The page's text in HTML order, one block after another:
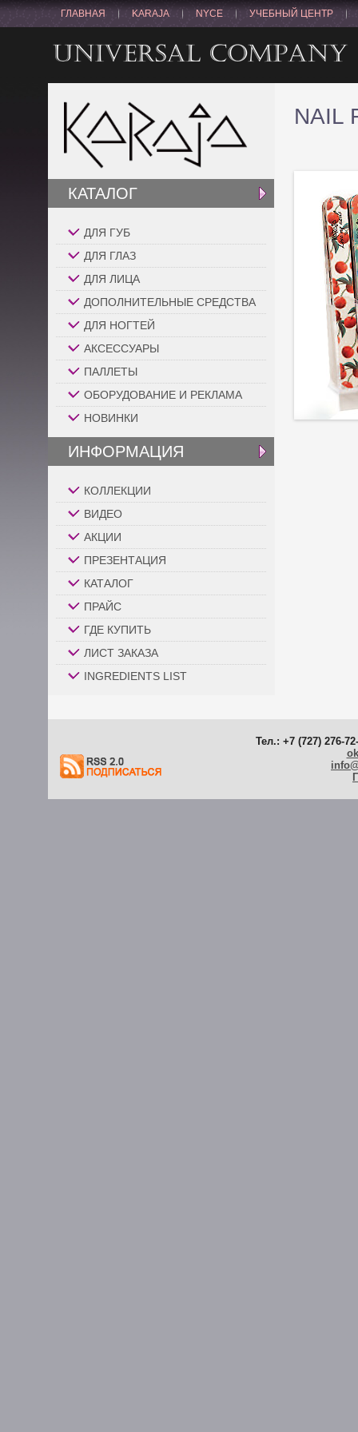
ГЛАВНАЯ KARAJA NYCE УЧЕБНЫЙ ЦЕНТР
КАТАЛОГ
ДЛЯ ГУБ
ДЛЯ ГЛАЗ
ДЛЯ ЛИЦА
ДОПОЛНИТЕЛЬНЫЕ СРЕДСТВА
ДЛЯ НОГТЕЙ
АКСЕССУАРЫ
ПАЛЛЕТЫ
ОБОРУДОВАНИЕ И РЕКЛАМА
НОВИНКИ
ИНФОРМАЦИЯ
КОЛЛЕКЦИИ
ВИДЕО
АКЦИИ
ПРЕЗЕНТАЦИЯ
КАТАЛОГ
ПРАЙС
ГДЕ КУПИТЬ
ЛИСТ ЗАКАЗА
INGREDIENTS LIST
NAIL
Тел.: +7 (727) 276-